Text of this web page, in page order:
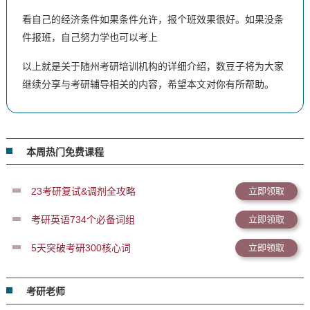
看自己的经济条件如果条件允许，报个班效果很好。如果没条
件报班，自己努力学也可以考上
以上就是关于随州考研培训机构的详细介绍，数豆子将为大家
继续分享与考研辅导相关的内容，希望本文对你有所帮助。
本周热门免费课程
23考研复试&调剂全攻略 立即领取
考研英语734个必备词组 立即领取
5天突破考研300核心词 立即领取
考研老师